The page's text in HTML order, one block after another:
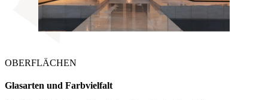
OBERFLÄCHEN
Glasarten und Farbvielfalt